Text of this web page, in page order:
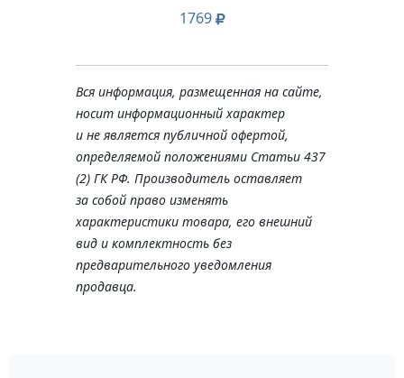
1769
Вся информация, размещенная на сайте,
носит информационный характер
и не является публичной офертой,
определяемой положениями Статьи 437
(2) ГК РФ. Производитель оставляет
за собой право изменять
характеристики товара, его внешний
вид и комплектность без
предварительного уведомления
продавца.